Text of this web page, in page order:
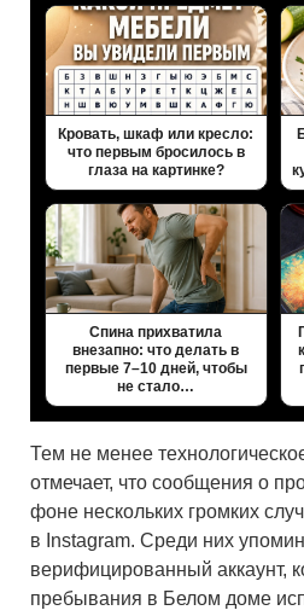
Кровать, шкаф или кресло:
что первым бросилось в
глаза на картинке?
Спина прихватила
внезапно: что делать в
первые 7–10 дней, чтобы
не стало…
Тем не менее
отмечает, что сообщения о
фоне нескольких громких
в Instagram. Среди них
верифицированный аккаунт,
пребывания в Белом доме